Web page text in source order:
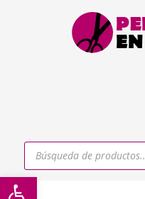
Abrir barra de herramientas
Búsqueda
productos